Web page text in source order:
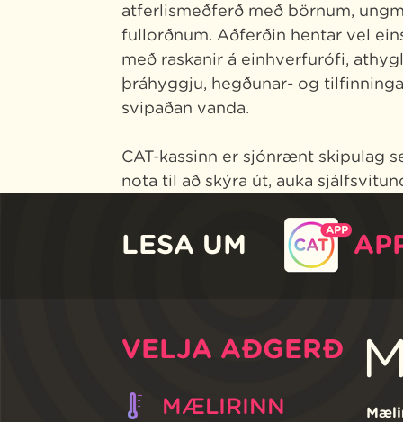
atferlismeðferð með börnum,
fullorðnum. Aðferðin hentar vel
með raskanir á einhverfurófi,
þráhyggju, hegðunar- og
svipaðan vanda.
CAT-kassinn er sjónrænt skipulag
nota til að skýra út, auka
LESA UM
VELJA AÐGERÐ
MÆLIRINN